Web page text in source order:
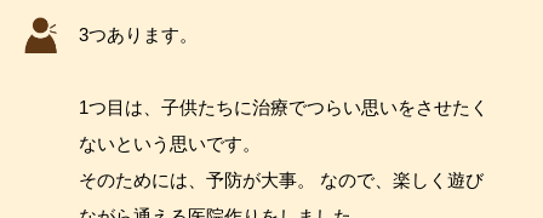
3つあります。
1つ目は、子供たちに治療でつらい思いをさせたく
ないという思いです。
そのためには、予防が大事。 なので、楽しく遊び